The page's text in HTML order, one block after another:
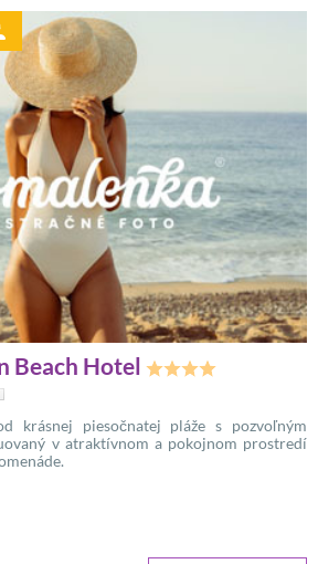
Beach Hotel
krásnej piesočnatej pláže s pozvoľným
v atraktívnom a pokojnom prostredí